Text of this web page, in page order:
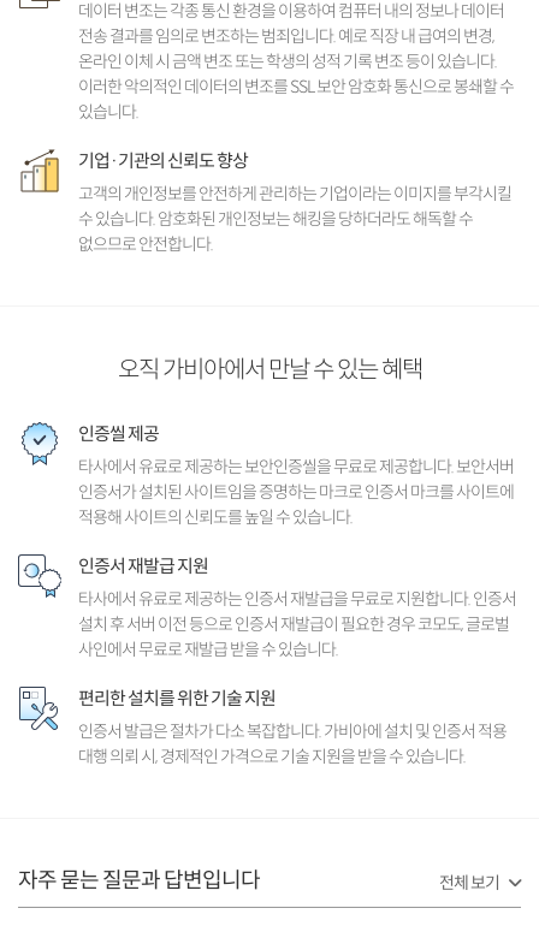
데이터 변조는 각종 통신 환경을 이용하여 컴퓨터 내의 정보나 데이터
전송 결과를 임의로 변조하는 범죄입니다. 예로 직장 내 급여의 변경,
온라인 이체 시 금액 변조 또는 학생의 성적 기록 변조 등이 있습니다.
이러한 악의적인 데이터의 변조를 SSL 보안 암호화 통신으로 봉쇄할 수
있습니다.
기업·기관의 신뢰도 향상
고객의 개인정보를 안전하게 관리하는 기업이라는 이미지를 부각시킬
수 있습니다. 암호화된 개인정보는 해킹을 당하더라도 해독할 수
없으므로 안전합니다.
오직 가비아에서 만날 수 있는 혜택
인증씰 제공
타사에서 유료로 제공하는 보안인증씰을 무료로 제공합니다. 보안서버
인증서가 설치된 사이트임을 증명하는 마크로 인증서 마크를 사이트에
적용해 사이트의 신뢰도를 높일 수 있습니다.
인증서 재발급 지원
타사에서 유료로 제공하는 인증서 재발급을 무료로 지원합니다. 인증서
설치 후 서버 이전 등으로 인증서 재발급이 필요한 경우 코모도, 글로벌
사인에서 무료로 재발급 받을 수 있습니다.
편리한 설치를 위한 기술 지원
인증서 발급은 절차가 다소 복잡합니다. 가비아에 설치 및 인증서 적용
대행 의뢰 시, 경제적인 가격으로 기술 지원을 받을 수 있습니다.
자주 묻는 질문과 답변입니다 전체 보기